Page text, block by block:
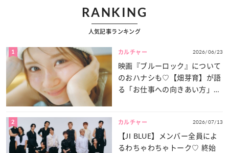
RANKING
人気記事ランキング
1 カルチャー 2026/06/23
映画『ブルーロック』について
のおハナシも♡【畑芽育】が語
る「お仕事への向きあい方」と
2 カルチャー 2026/07/13
【JI BLUE】メンバー全員によ
るわちゃわちゃトーク♡ 終始